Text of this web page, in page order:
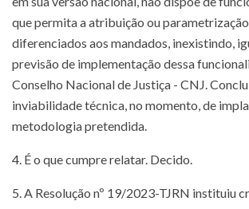
que permita a atribuição ou
diferenciados aos mandados, inexistindo,
previsão de implementação dessa
Conselho Nacional de Justiça - CNJ.
inviabilidade técnica, no momento, de
metodologia pretendida.
4. É o que cumpre relatar. Decido.
5. A Resolução nº 19/2023-TJRN instituiu